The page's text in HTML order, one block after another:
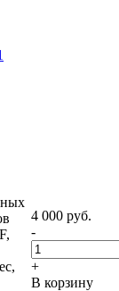
4 000 руб.
-
+
В корзину